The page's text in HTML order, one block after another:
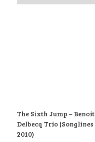
The Sixth Jump – Benoit
Delbecq Trio (Songlines
2010)